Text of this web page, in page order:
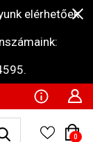
elérhetőek
0